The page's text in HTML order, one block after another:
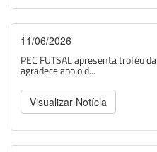
11/06/2026
PEC FUTSAL apresenta troféu
agradece apoio d...
Visualizar Notícia